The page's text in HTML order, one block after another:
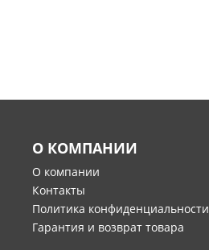
О КОМПАНИИ
О компании
Контакты
Политика конфиденциальности
Гарантия и возврат товара